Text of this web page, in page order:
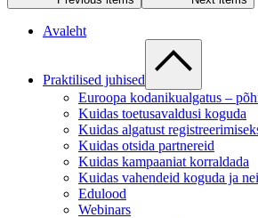
Avaleht
Praktilised juhised
Euroopa kodanikualgatus –
Kuidas toetusavaldusi koguda
Kuidas algatust
Kuidas otsida partnereid
Kuidas kampaaniat korraldada
Kuidas vahendeid koguda ja
Edulood
Webinars